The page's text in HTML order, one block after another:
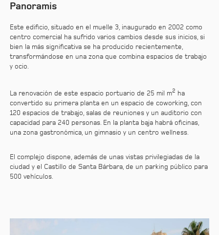
Panoramis
Este edificio, situado en el muelle 3, inaugurado en 2002 como
centro comercial ha sufrido varios cambios desde sus inicios, si
bien la más significativa se ha producido recientemente,
transformándose en una zona que combina espacios de trabajo
y ocio.
La renovación de este espacio portuario de 25 mil m2 ha
convertido su primera planta en un espacio de coworking, con
120 espacios de trabajo, salas de reuniones y un auditorio con
capacidad para 240 personas. En la planta baja habrá oficinas,
una zona gastronómica, un gimnasio y un centro wellness.
El complejo dispone, además de unas vistas privilegiadas de la
ciudad y el Castillo de Santa Bárbara, de un parking público para
500 vehículos.